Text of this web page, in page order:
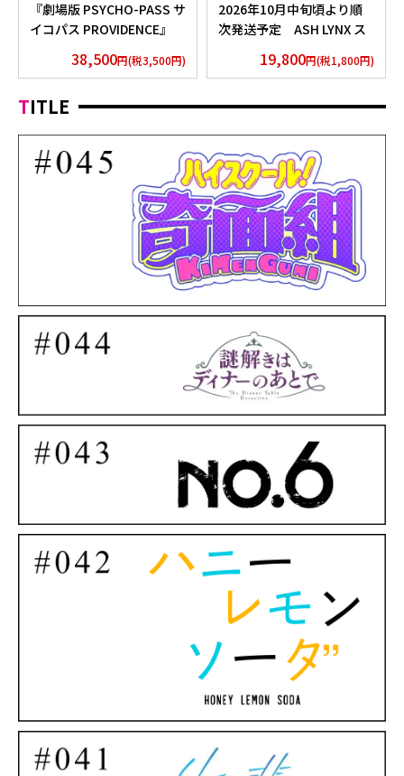
『劇場版 PSYCHO-PASS サ
イコパス PROVIDENCE』
38,500円(税3,500円)
2026年10月中旬頃より順
次発送予定 ASH LYNX ス
Silver925×Peridot ver.
19,800円(税1,800円)
TITLE